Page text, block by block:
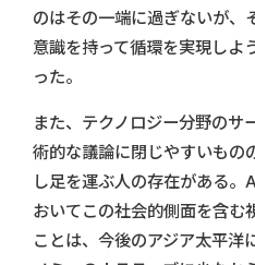
のはその一端に過ぎないが、
意識を持って循環を実現しよ
った。
また、テクノロジー分野のサ
術的な議論に閉じやすいもの
し足を運ぶ人の存在がある。
おいてこの社会的側面を含む
ことは、今後のアジア太平洋